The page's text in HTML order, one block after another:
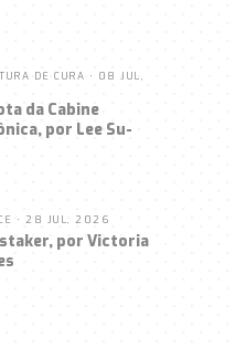
DE CURA • 08 JUL,
da Cabine
por Lee Su-
• 28 JUL, 2026
por Victoria